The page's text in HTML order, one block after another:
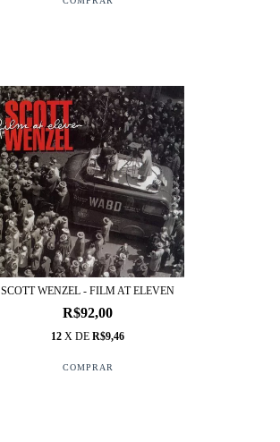
SCOTT WENZEL - FILM AT ELEVEN
R$92,00
12 X DER$9,46